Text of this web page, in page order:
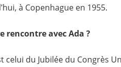
à Copenhague en 1955.
rencontre avec Ada ?
du Jubilée du Congrès